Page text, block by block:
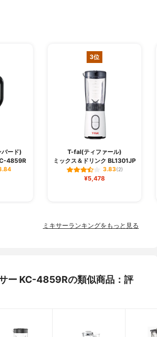
ード)
4859R
3位
T-fal(ティファール)
ミックス＆ドリンク BL1301JP
3.83(2)
¥5,478
ミキサーランキングをもっと見る
ー KC-4859Rの類似商品：評